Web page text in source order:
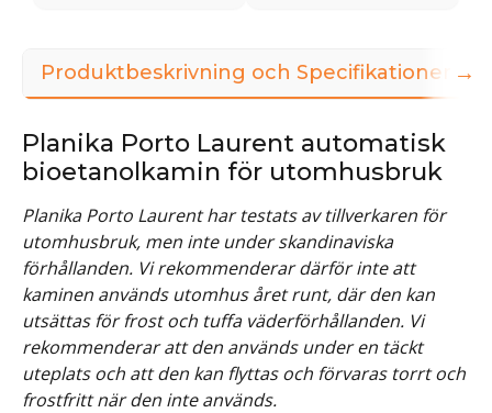
Produktbeskrivning och Specifikationer
Planika Porto Laurent automatisk
bioetanolkamin för utomhusbruk
Planika Porto Laurent har testats av tillverkaren för
utomhusbruk, men inte under skandinaviska
förhållanden. Vi rekommenderar därför inte att
kaminen används utomhus året runt, där den kan
utsättas för frost och tuffa väderförhållanden. Vi
rekommenderar att den används under en täckt
uteplats och att den kan flyttas och förvaras torrt och
frostfritt när den inte används.
→